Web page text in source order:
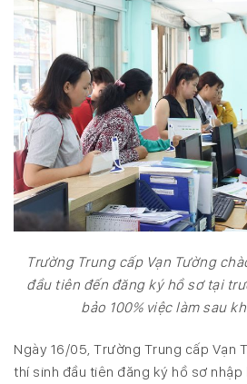
Trường Trung cấp Vạn Tường
đầu tiên đến đăng ký hồ sơ tại
bảo 100% việc làm sau
Ngày 16/05, Trường Trung cấp Vạn
thí sinh đầu tiên đăng ký hồ sơ